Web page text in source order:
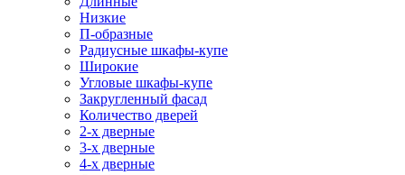
Низкие
П-образные
Радиусные шкафы-купе
Широкие
Угловые шкафы-купе
Закругленный фасад
Количество дверей
2-х дверные
3-х дверные
4-х дверные